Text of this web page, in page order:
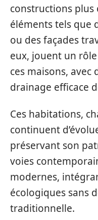
constructions
éléments tels que
ou des façades
eux, jouent un
ces maisons,
drainage efficace
Ces habitations,
continuent
préservant son
voies
modernes,
écologiques sans
traditionnelle.